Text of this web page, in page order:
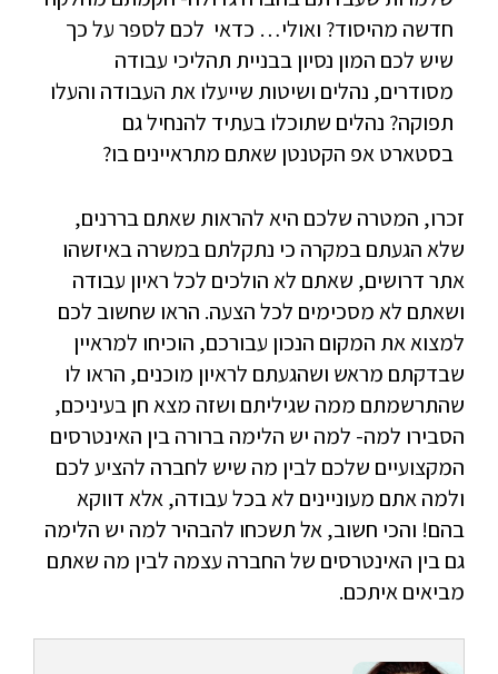
חדשה מהיסוד? ואולי… כדאי לכם לספר על כך
שיש לכם המון נסיון בבניית תהליכי עבודה
מסודרים, נהלים ושיטות שייעלו את העבודה והעלו
תפוקה? נהלים שתוכלו בעתיד להנחיל גם
בסטארט אפ הקטנטן שאתם מתראיינים בו?
זכרו, המטרה שלכם היא להראות שאתם בררנים,
שלא הגעתם במקרה כי נתקלתם במשרה באיזשהו
אתר דרושים, שאתם לא הולכים לכל ראיון עבודה
ושאתם לא מסכימים לכל הצעה. הראו שחשוב לכם
למצוא את המקום הנכון עבורכם, הוכיחו למראיין
שבדקתם מראש ושהגעתם לראיון מוכנים, הראו לו
שהתרשמתם ממה שגיליתם ושזה מצא חן בעיניכם,
הסבירו למה- למה יש הלימה ברורה בין האינטרסים
המקצועיים שלכם לבין מה שיש לחברה להציע לכם
ולמה אתם מעוניינים לא בכל עבודה, אלא דווקא
בהם! והכי חשוב, אל תשכחו להבהיר למה יש הלימה
גם בין האינטרסים של החברה עצמה לבין מה שאתם
מביאים איתכם.